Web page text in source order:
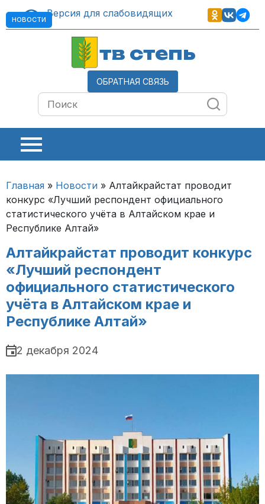
Версия для слабовидящих
тв степь
ОБРАТНАЯ СВЯЗЬ
Главная » Новости » Алтайкрайстат проводит
конкурс «Лучший респондент официального
статистического учёта в Алтайском крае и
Республике Алтай»
Алтайкрайстат проводит конкурс
«Лучший респондент
официального статистического
учёта в Алтайском крае и
Республике Алтай»
НОВОСТИ
2 декабря 2024